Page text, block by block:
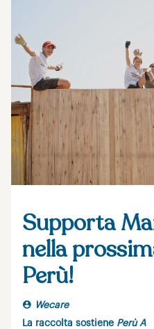
Supporta
nella
Perù!
Wecare
La raccolta sostiene Perù A